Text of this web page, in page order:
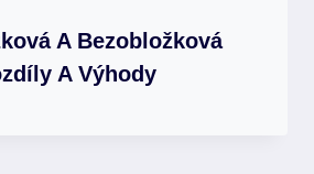
A Bezobložková
A Výhody